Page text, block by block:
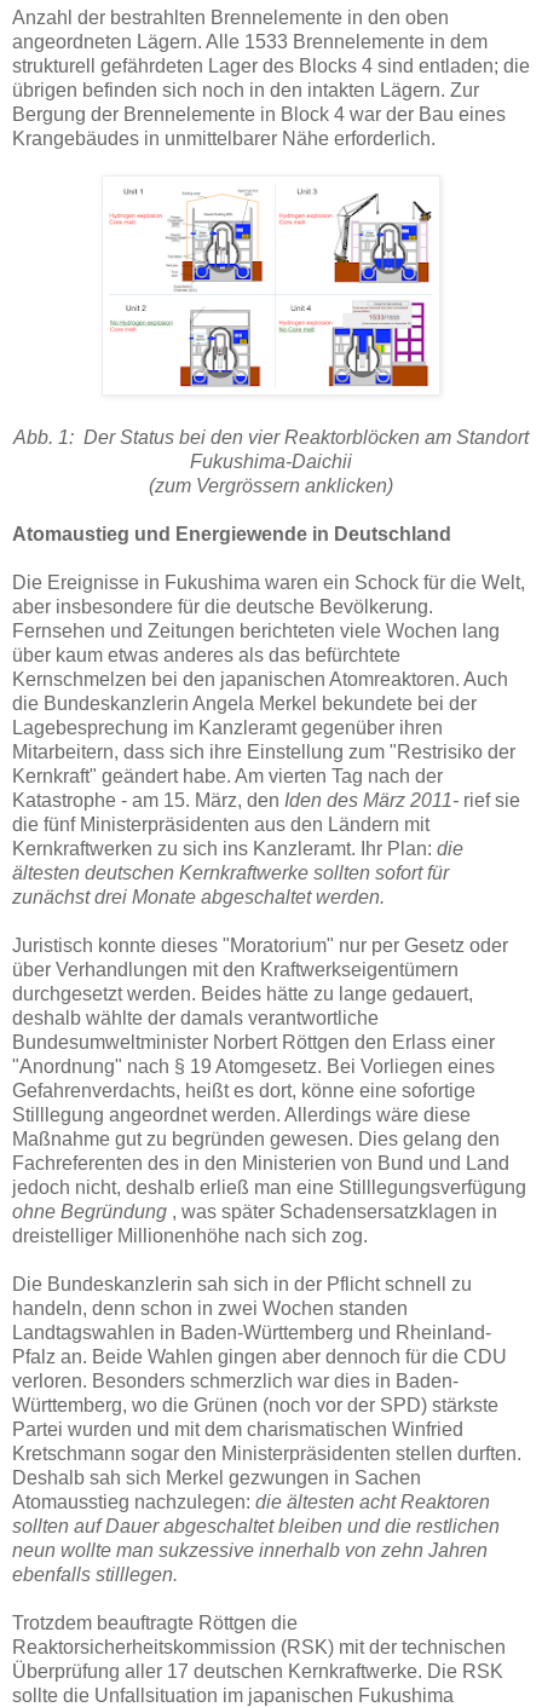
Anzahl der bestrahlten Brennelemente in den oben
angeordneten Lägern. Alle 1533 Brennelemente in dem
strukturell gefährdeten Lager des Blocks 4 sind entladen; die
übrigen befinden sich noch in den intakten Lägern. Zur
Bergung der Brennelemente in Block 4 war der Bau eines
Krangebäudes in unmittelbarer Nähe erforderlich.
Abb. 1: Der Status bei den vier Reaktorblöcken am Standort
Fukushima-Daichii
(zum Vergrössern anklicken)
Atomaustieg und Energiewende in Deutschland
Die Ereignisse in Fukushima waren ein Schock für die Welt,
aber insbesondere für die deutsche Bevölkerung.
Fernsehen und Zeitungen berichteten viele Wochen lang
über kaum etwas anderes als das befürchtete
Kernschmelzen bei den japanischen Atomreaktoren. Auch
die Bundeskanzlerin Angela Merkel bekundete bei der
Lagebesprechung im Kanzleramt gegenüber ihren
Mitarbeitern, dass sich ihre Einstellung zum "Restrisiko der
Kernkraft" geändert habe. Am vierten Tag nach der
Katastrophe - am 15. März, den Iden des März 2011- rief sie
die fünf Ministerpräsidenten aus den Ländern mit
Kernkraftwerken zu sich ins Kanzleramt. Ihr Plan: die
ältesten deutschen Kernkraftwerke sollten sofort für
zunächst drei Monate abgeschaltet werden.
Juristisch konnte dieses "Moratorium" nur per Gesetz oder
über Verhandlungen mit den Kraftwerkseigentümern
durchgesetzt werden. Beides hätte zu lange gedauert,
deshalb wählte der damals verantwortliche
Bundesumweltminister Norbert Röttgen den Erlass einer
"Anordnung" nach § 19 Atomgesetz. Bei Vorliegen eines
Gefahrenverdachts, heißt es dort, könne eine sofortige
Stilllegung angeordnet werden. Allerdings wäre diese
Maßnahme gut zu begründen gewesen. Dies gelang den
Fachreferenten des in den Ministerien von Bund und Land
jedoch nicht, deshalb erließ man eine Stilllegungsverfügung
ohne Begründung , was später Schadensersatzklagen in
dreistelliger Millionenhöhe nach sich zog.
Die Bundeskanzlerin sah sich in der Pflicht schnell zu
handeln, denn schon in zwei Wochen standen
Landtagswahlen in Baden-Württemberg und Rheinland-
Pfalz an. Beide Wahlen gingen aber dennoch für die CDU
verloren. Besonders schmerzlich war dies in Baden-
Württemberg, wo die Grünen (noch vor der SPD) stärkste
Partei wurden und mit dem charismatischen Winfried
Kretschmann sogar den Ministerpräsidenten stellen durften.
Deshalb sah sich Merkel gezwungen in Sachen
Atomausstieg nachzulegen: die ältesten acht Reaktoren
sollten auf Dauer abgeschaltet bleiben und die restlichen
neun wollte man sukzessive innerhalb von zehn Jahren
ebenfalls stilllegen.
Trotzdem beauftragte Röttgen die
Reaktorsicherheitskommission (RSK) mit der technischen
Überprüfung aller 17 deutschen Kernkraftwerke. Die RSK
sollte die Unfallsituation im japanischen Fukushima